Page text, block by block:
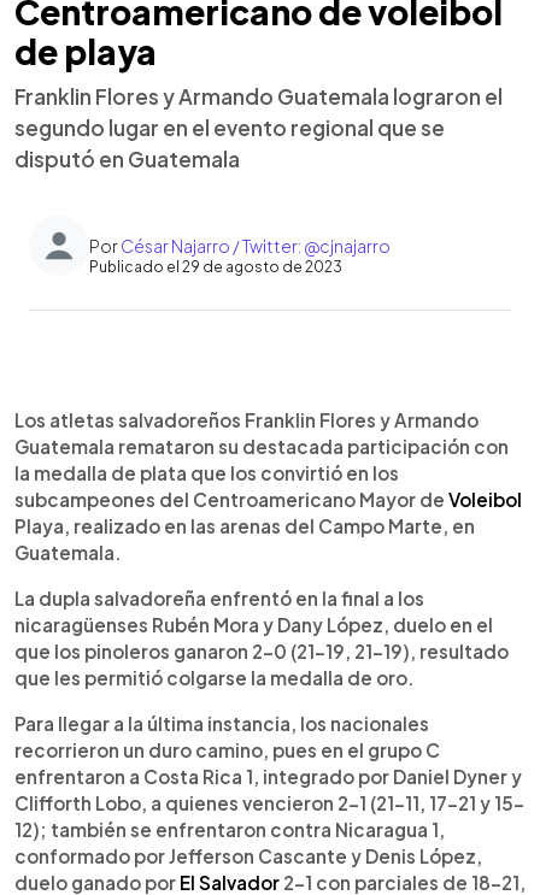
Centroamericano de voleibol
de playa
Franklin Flores y Armando Guatemala lograron el
segundo lugar en el evento regional que se
disputó en Guatemala
PorCésar Najarro / Twitter: @cjnajarro
Publicado el 29 de agosto de 2023
► Escuchar artículo
Los atletas salvadoreños Franklin Flores y Armando
Guatemala remataron su destacada participación con
la medalla de plata que los convirtió en los
subcampeones del Centroamericano Mayor de Voleibol
Playa, realizado en las arenas del Campo Marte, en
Guatemala.
La dupla salvadoreña enfrentó en la final a los
nicaragüenses Rubén Mora y Dany López, duelo en el
que los pinoleros ganaron 2-0 (21-19, 21-19), resultado
que les permitió colgarse la medalla de oro.
Para llegar a la última instancia, los nacionales
recorrieron un duro camino, pues en el grupo C
enfrentaron a Costa Rica 1, integrado por Daniel Dyner y
Clifforth Lobo, a quienes vencieron 2-1 (21-11, 17-21 y 15-
12); también se enfrentaron contra Nicaragua 1,
conformado por Jefferson Cascante y Denis López,
duelo ganado por El Salvador 2-1 con parciales de 18-21,